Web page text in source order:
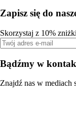
Zapisz się do
Skorzystaj z 10%
Bądźmy w
Znajdź nas w mediach